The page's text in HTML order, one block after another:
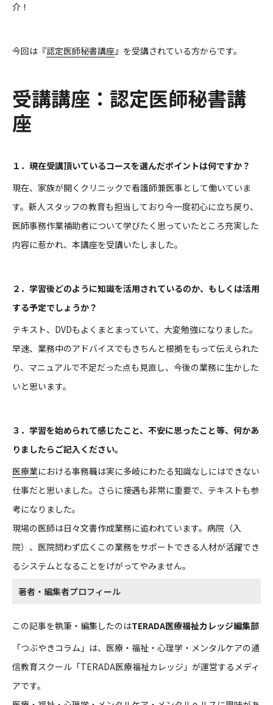
介！
今回は『認定医師秘書講座』を受講されている方からです。
受講講座： 認定医師秘書講
座
１．現在受講頂いているコースを選んだポイントは何ですか？
現在、家族が開くクリニックで看護師兼医事として働いていま
す。新人スタッフの教育も担当しており今一度初心に立ち戻り、
医師事務作業補助者について学びたく思っていたところ充実した
内容に惹かれ、本講座を受講いたしました。
２．学習後どのように知識を活用されているのか、もしくは活用
する予定でしょうか？
テキスト、DVDもよくまとまっていて、大変勉強になりました。
早速、業務中のアドバイスでもきちんと根拠をもって伝えられた
り、マニュアルで不足だった点も見直し、今後の業務に生かした
いと思います。
３．学習を始められて感じたこと、不安に思ったこと等、何かあ
りましたらご記入ください。
医療業における事務職は実に多岐にわたる知識なしにはできない
仕事だと思いました。さらに接遇も非常に重要で、テキストも参
考になりました。
現場の医師は日々文書作成業務に追われています。病院（入
院）、医院問わず広くこの業務をサポートできる人材が活躍でき
るシステムとなることをげがってやみません。
著者・編集者プロフィール
この記事を執筆・編集したのはTERADA医療福祉カレッジ編集部
「つぶやきコラム」は、医療・福祉・心理学・メンタルケアの通
信教育スクール「TERADA医療福祉カレッジ」が運営するメディ
アです。